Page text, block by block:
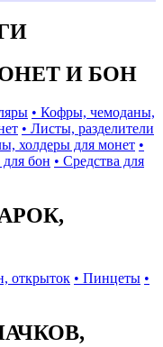
И БОН
• Кофры, чемоданы,
• Листы, разделители
холдеры для монет •
бон • Средства для
открыток • Пинцеты •